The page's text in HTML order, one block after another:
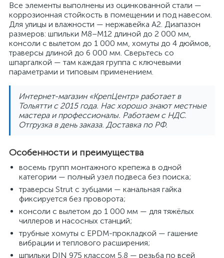
Все элементы выполнены из оцинкованной стали —
коррозионная стойкость в помещении и под навесом.
Для улицы и влажности — нержавейка A2. Диапазон
размеров: шпильки M8–M12 длиной до 2 000 мм,
консоли с вылетом до 1 000 мм, хомуты до 4 дюймов,
траверсы длиной до 6 000 мм. Сверьтесь со
шпаргалкой — там каждая группа с ключевыми
параметрами и типовым применением.
Интернет-магазин «КрепЦентр» работает в
Тольятти с 2015 года. Нас хорошо знают местные
мастера и профессионалы. Работаем с НДС.
Отгрузка в день заказа. Доставка по РФ.
Особенности и преимущества
восемь групп монтажного крепежа в одной
категории — полный узел подвеса без поиска;
траверсы Strut с зубцами — канальная гайка
фиксируется без проворота;
консоли с вылетом до 1 000 мм — для тяжёлых
чиллеров и насосных станций;
трубные хомуты с EPDM-прокладкой — гашение
вибрации и теплового расширения;
шпильки DIN 975 классом 5.8 — резьба по всей